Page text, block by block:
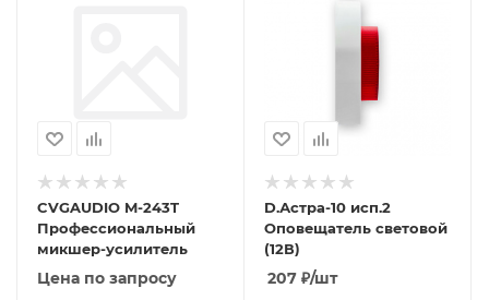
CVGAUDIO M-243T
Профессиональный
микшер-усилитель
Цена по запросу
D.Астра-10 исп.2
Оповещатель световой
(12В)
207 ₽/шт